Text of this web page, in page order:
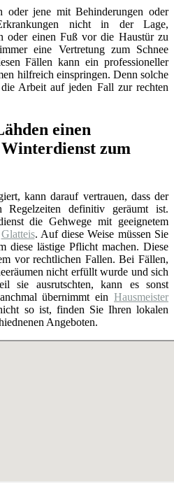
oder jene mit Behinderungen oder
nicht in der Lage,
oder einen Fuß vor die Haustür zu
eine Vertretung zum Schnee
Fällen kann ein professioneller
hilfreich einspringen. Denn solche
Arbeit auf jeden Fall zur rechten
einen
zum
kann darauf vertrauen, dass der
Regelzeiten definitiv geräumt ist.
die Gehwege mit geeignetem
Glatteis. Auf diese Weise müssen Sie
diese lästige Pflicht machen. Diese
vor rechtlichen Fallen. Bei Fällen,
nicht erfüllt wurde und sich
sie ausrutschten, kann es sonst
übernimmt ein Hausmeister
so ist, finden Sie Ihren lokalen
Angeboten.